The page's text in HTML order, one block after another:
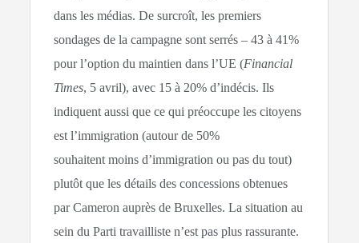
dans les médias. De surcroît, les premiers
sondages de la campagne sont serrés – 43 à 41%
pour l’option du maintien dans l’UE (Financial
Times, 5 avril), avec 15 à 20% d’indécis. Ils
indiquent aussi que ce qui préoccupe les citoyens
est l’immigration (autour de 50%
souhaitent moins d’immigration ou pas du tout)
plutôt que les détails des concessions obtenues
par Cameron auprès de Bruxelles. La situation au
sein du Parti travailliste n’est pas plus rassurante.